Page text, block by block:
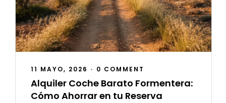
11 MAYO, 2026 • 0 COMMENT
Alquiler Coche Barato Formentera:
Cómo Ahorrar en tu Reserva